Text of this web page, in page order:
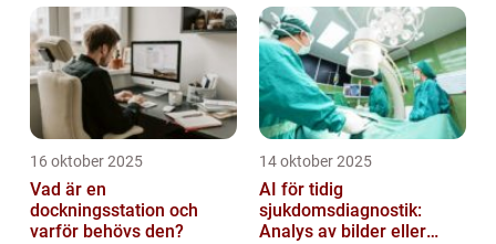
16 oktober 2025
Vad är en
dockningsstation och
varför behövs den?
14 oktober 2025
AI för tidig
sjukdomsdiagnostik:
Analys av bilder eller